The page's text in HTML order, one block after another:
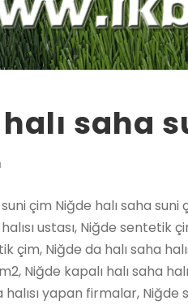
saha
çim Niğde halı saha
ustası, Niğde sentetik
çim, Niğde da halı saha
Niğde kapalı halı saha
halısı yapan firmalar,